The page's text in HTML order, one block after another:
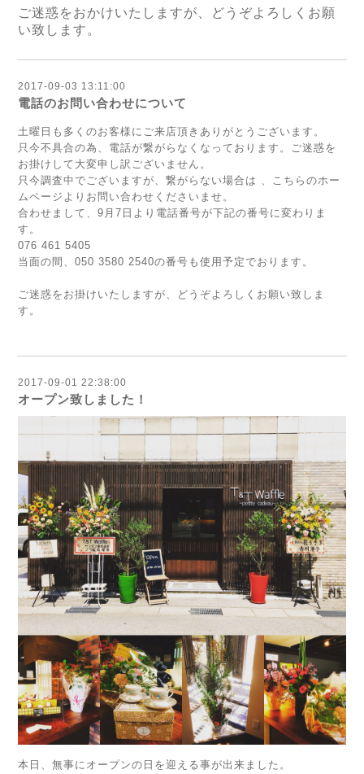
ご迷惑をおかけいたしますが、どうぞよろしくお願
い致します。
2017-09-03 13:11:00
電話のお問い合わせについて
土曜日も多くのお客様にご来店頂きありがとうございます。
只今不具合の為、電話が繋がらなくなっております。ご迷惑を
お掛けして大変申し訳ございません。
只今調査中でございますが、繋がらない場合は 、こちらのホー
ムページよりお問い合わせくださいませ。
合わせまして、9月7日より電話番号が下記の番号に変わりま
す。
076 461 5405
当面の間、050 3580 2540の番号も使用予定でおります。
ご迷惑をお掛けいたしますが、どうぞよろしくお願い致しま
す。
2017-09-01 22:38:00
オープン致しました！
本日、無事にオープンの日を迎える事が出来ました。